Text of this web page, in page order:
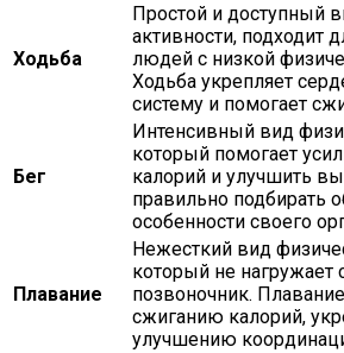
Ходьба
Простой и доступный
активности, подходит
людей с низкой
Ходьба укрепляет
систему и помогает
Бег
Интенсивный вид
который помогает
калорий и улучшить
правильно подбирать
особенности своего
Плавание
Нежесткий вид
который не нагружает
позвоночник.
сжиганию калорий,
улучшению